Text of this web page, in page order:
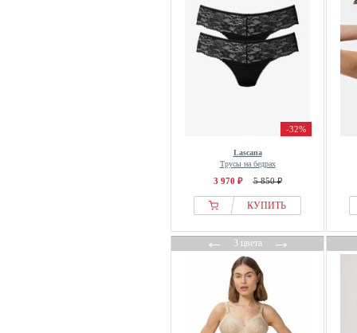
-32%
Lascana
Трусы на бедрах
3 970 ₽ 5 850 ₽
КУПИТЬ
←3 цвета→